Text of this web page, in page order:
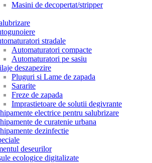
Masini de decopertat/stripper
stradale
Automaturatori compacte
Automaturatori pe sasiu
deszapezire
Pluguri si Lame de zapada
Sararite
Freze de zapada
Imprastietoare de solutii degivrante
electrice pentru salubrizare
de curatenie urbana
dezinfectie
deseurilor
ecologice digitalizate